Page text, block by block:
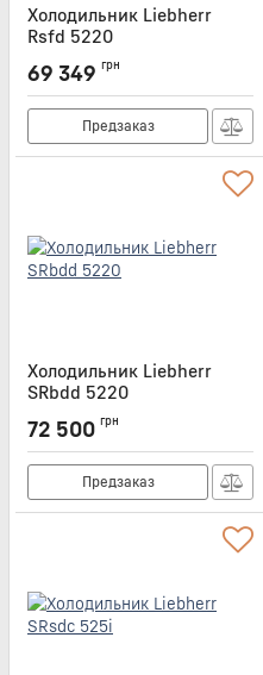
Холодильник Liebherr
Rsfd 5220
RSFD5220
69 349 грн
Предзаказ
Холодильник Liebherr
SRbdd 5220
SRBDD5220
72 500 грн
Предзаказ